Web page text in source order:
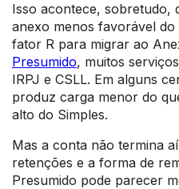
Isso acontece, sobretudo,
anexo menos favorável
fator R para migrar ao
Presumido, muitos
IRPJ e CSLL. Em alguns
produz carga menor do
alto do Simples.
Mas a conta não termina
retenções e a forma de
Presumido pode parecer